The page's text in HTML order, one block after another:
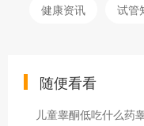
健康资讯 试管
随便看看
儿童睾酮低吃什么药